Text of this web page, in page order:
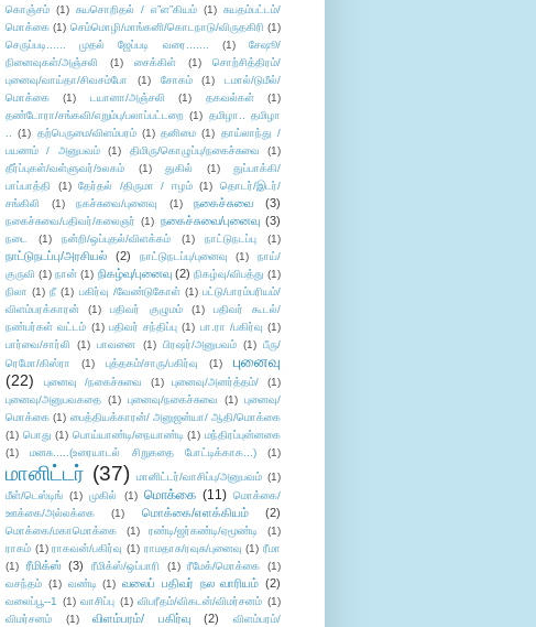
கொஞ்சம் (1) சுயசொறிதல் / எ”ள”கியம் (1) சுயதம்பட்டம்/
மொக்கை (1) செம்மொழி/மாங்கனி/கொடநாடு/விருதகிரி (1)
செருப்படி...... முதல் ஜேப்படி வரை.......
(1)
சேஷூ/
நினைவுகள்/அஞ்சலி
(1) சைக்கிள் (1)
சொற்சித்திரம்/
புனைவு/வாய்தா/சிவசம்போ
(1) சோகம் (1)
டமால்/டுமீல்/
மொக்கை
(1) டயானா/அஞ்சலி (1) தகவல்கள்
(1)
தண்டோரா/சங்கவி/எறும்பு/பலாப்பட்டறை (1) தமிழா.. தமிழா
.. (1) தற்பெருமை/விளம்பரம் (1) தனிமை (1) தாய்லாந்து /
பயணம் / அனுபவம்
(1) திமிரு/கொழுப்பு/நகைச்சுவை
(1)
தீர்ப்புகள்/வள்ளுவர்/உலகம்
(1) துகில் (1)
துப்பாக்கி/
பாப்பாத்தி
(1) தேர்தல் /திருமா / ஈழம் (1)
தொடர்/இடர்/
சங்கிலி
(1) நகச்சுவை/புனைவு (1) நகைச்சுவை (3)
நகைச்சுவை/பதிவர்/கலைஞர் (1) நகைச்சுவை/புனைவு (3)
நடை (1) நன்றி/ஒப்புதல்/விளக்கம் (1) நாட்டுநடப்பு (1)
நாட்டுநடப்பு/அரசியல் (2) நாட்டுநடப்பு/புனைவு (1)
நாய்/
குருவி (1) நான் (1) நிகழ்வு/புனைவு (2) நிகழ்வு/விபத்து (1)
நிலா (1) நீ (1) பகிர்வு /வேண்டுகோள் (1) பட்டு/பாரம்பரியம்/
விளம்பரக்காரன்
(1) பதிவர் குழுமம் (1)
பதிவர் கூடல்/
நண்பர்கள் வட்டம் (1) பதிவர் சந்திப்பு (1) பா.ரா /பகிர்வு (1)
பார்வை/சார்லி
(1) பாவனை (1) பிரஷர்/அனுபவம் (1) பீரு/
ரெமோ/கிஸ்ரா
(1) புத்தகம்/சாரு/பகிர்வு (1)
புனைவு
(22)
புனைவு /நகைச்சுவை (1) புனைவு/அனர்த்தம்/
(1)
புனைவு/அனுபவகதை (1) புனைவு/நகைச்சுவை (1) புனைவு/
மொக்கை (1) பைத்தியக்காரன்/ அனுஜன்யா/ ஆதி/மொக்கை
(1) பொது (1) பொய்யாண்டி/நையாண்டி (1) மந்திரப்புன்னகை
(1)
மனசு.....(உரையாடல் சிறுகதை போட்டிக்காக...) (1)
மானிட்டர் (37) மானிட்டர்/வாசிப்பு/அனுபவம் (1)
மீள்/டெஸ்டிங் (1) முகில் (1) மொக்கை (11) மொக்கை/
ஊக்கை/அல்லக்கை
(1) மொக்கை/எளக்கியம் (2)
மொக்கை/மகாமொக்கை (1) ரண்டி/ஜர்கண்டி/ஏமூண்டி
(1)
ராகம் (1) ராகவன்/பகிர்வு (1) ராமதாசு/ரவுசு/புனைவு (1) ரீமா
(1)
ரீமிக்ஸ் (3) ரீமிக்ஸ்/ஒப்பாரி (1) ரீமேக்/மொக்கை
(1)
வசந்தம் (1) வண்டி (1) வலைப் பதிவர் நல வாரியம் (2)
வலைப்பூ--1 (1) வாசிப்பு (1) விபரீதம்/விகடன்/விமர்சனம் (1)
விமர்சனம்
(1) விளம்பரம்/ பகிர்வு (2)
விளம்பரம்/